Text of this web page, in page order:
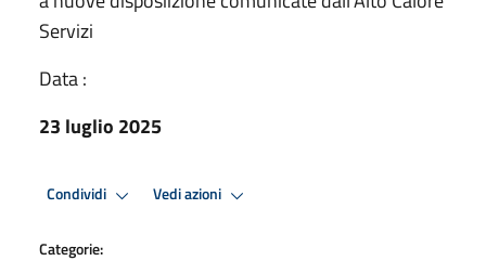
Servizi
Data :
23 luglio 2025
Condividi Vedi azioni
Categorie: